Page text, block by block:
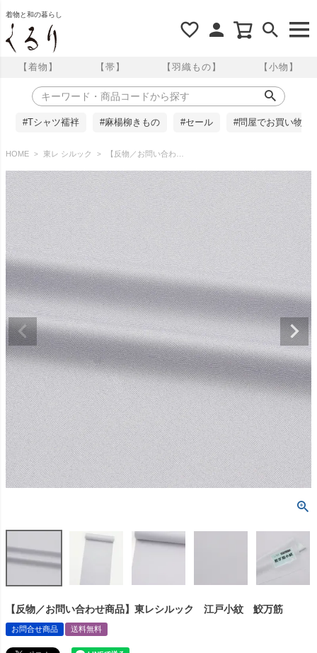
着物と和の暮らし
【着物】 【帯】 【羽織もの】 【小物】
#Tシャツ襦袢 #麻楊柳きもの #セール #問屋でお買い物
HOME 東レ シルック 【反物／お問い合わせ商品】東レシルック 江戸小紋 鮫万筋
【反物／お問い合わせ商品】東レシルック 江戸小紋 鮫万筋
お問合せ商品 送料無料